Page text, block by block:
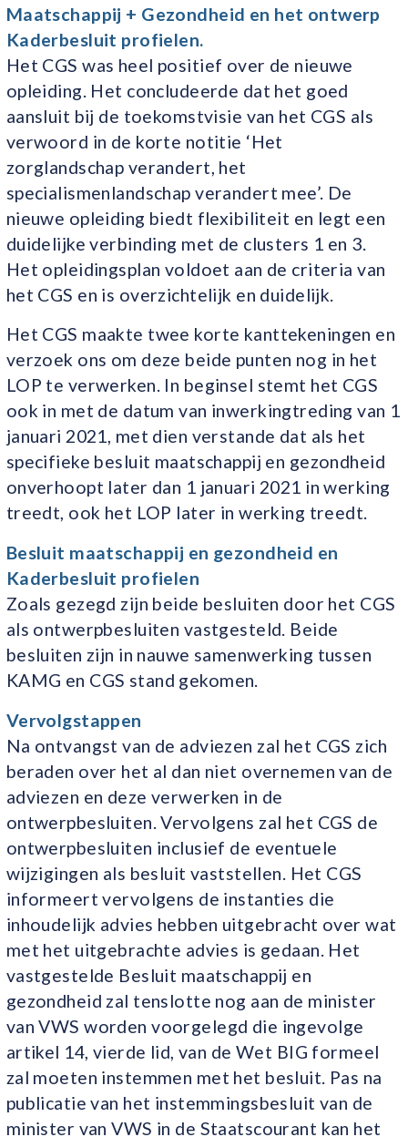
Maatschappij + Gezondheid en het ontwerp
Kaderbesluit profielen.
Het CGS was heel positief over de nieuwe
opleiding. Het concludeerde dat het goed
aansluit bij de toekomstvisie van het CGS als
verwoord in de korte notitie ‘Het
zorglandschap verandert, het
specialismenlandschap verandert mee’. De
nieuwe opleiding biedt flexibiliteit en legt een
duidelijke verbinding met de clusters 1 en 3.
Het opleidingsplan voldoet aan de criteria van
het CGS en is overzichtelijk en duidelijk.
Het CGS maakte twee korte kanttekeningen en
verzoek ons om deze beide punten nog in het
LOP te verwerken. In beginsel stemt het CGS
ook in met de datum van inwerkingtreding van 1
januari 2021, met dien verstande dat als het
specifieke besluit maatschappij en gezondheid
onverhoopt later dan 1 januari 2021 in werking
treedt, ook het LOP later in werking treedt.
Besluit maatschappij en gezondheid en
Kaderbesluit profielen
Zoals gezegd zijn beide besluiten door het CGS
als ontwerpbesluiten vastgesteld. Beide
besluiten zijn in nauwe samenwerking tussen
KAMG en CGS stand gekomen.
Vervolgstappen
Na ontvangst van de adviezen zal het CGS zich
beraden over het al dan niet overnemen van de
adviezen en deze verwerken in de
ontwerpbesluiten. Vervolgens zal het CGS de
ontwerpbesluiten inclusief de eventuele
wijzigingen als besluit vaststellen. Het CGS
informeert vervolgens de instanties die
inhoudelijk advies hebben uitgebracht over wat
met het uitgebrachte advies is gedaan. Het
vastgestelde Besluit maatschappij en
gezondheid zal tenslotte nog aan de minister
van VWS worden voorgelegd die ingevolge
artikel 14, vierde lid, van de Wet BIG formeel
zal moeten instemmen met het besluit. Pas na
publicatie van het instemmingsbesluit van de
minister van VWS in de Staatscourant kan het